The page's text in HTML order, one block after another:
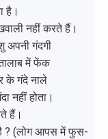
है।
नहीं करते हैं।
गंदगी
में फेंक
के गंदे नाले
नहीं होता।
हैं।
है ? (लोग आपस में फुस-